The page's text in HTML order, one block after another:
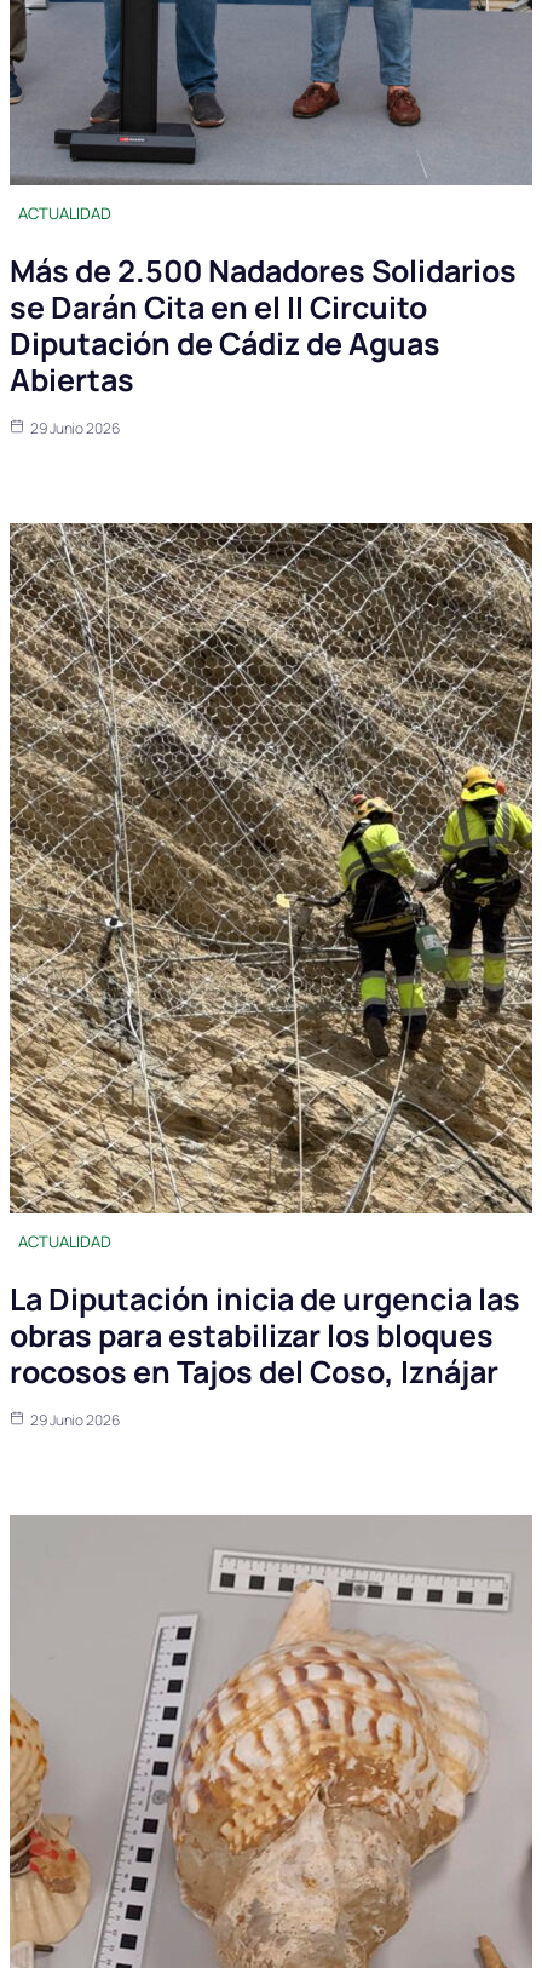
ACTUALIDAD
Más de 2.500 Nadadores Solidarios
se Darán Cita en el II Circuito
Diputación de Cádiz de Aguas
Abiertas
29 Junio 2026
ACTUALIDAD
La Diputación inicia de urgencia las
obras para estabilizar los bloques
rocosos en Tajos del Coso, Iznájar
29 Junio 2026